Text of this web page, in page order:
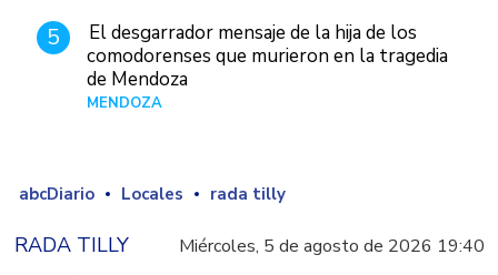
5
El desgarrador mensaje de la hija de los
comodorenses que murieron en la tragedia
de Mendoza
MENDOZA
abcDiario Locales rada tilly
RADA TILLY Miércoles, 5 de agosto de 2026 19:40